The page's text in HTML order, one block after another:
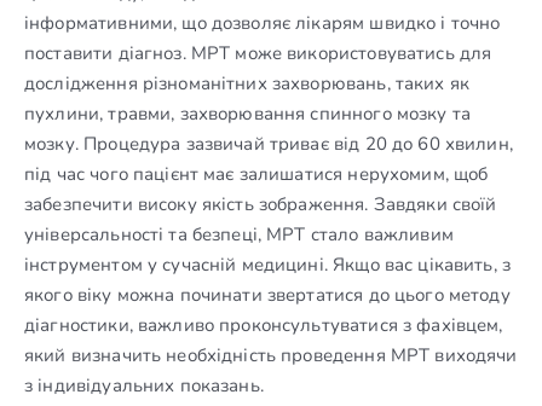
інформативними, що дозволяє лікарям швидко і точно
поставити діагноз. МРТ може використовуватись для
дослідження різноманітних захворювань, таких як
пухлини, травми, захворювання спинного мозку та
мозку. Процедура зазвичай триває від 20 до 60 хвилин,
під час чого пацієнт має залишатися нерухомим, щоб
забезпечити високу якість зображення. Завдяки своїй
універсальності та безпеці, МРТ стало важливим
інструментом у сучасній медицині. Якщо вас цікавить, з
якого віку можна починати звертатися до цього методу
діагностики, важливо проконсультуватися з фахівцем,
який визначить необхідність проведення МРТ виходячи
з індивідуальних показань.